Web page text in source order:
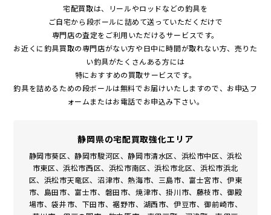
宅配買取は、リールやロッドなどの釣具を
ご自宅から段ボールに詰めて送っていただくだけで
専門店の査定をご利用いただけるサービスです。
お近くに釣具買取の専門店がない方や日中に時間が取れない方、売りた
い釣具がたくさんある方には
特におすすめの買取サービスです。
釣具を詰めるための段ボールは無料でお届けいたしますので、お申込フ
ォームまたはお電話でお申込み下さい。
静岡県の宅配買取強化エリア
静岡市葵区、静岡市駿河区、静岡市清水区、浜松市中区、浜松
市東区、浜松市西区、浜松市南区、浜松市北区、浜松市浜北
区、浜松市天竜区、沼津市、熱海市、三島市、富士宮市、伊東
市、島田市、富士市、磐田市、焼津市、掛川市、藤枝市、御殿
場市、袋井市、下田市、裾野市、湖西市、伊豆市、御前崎市、